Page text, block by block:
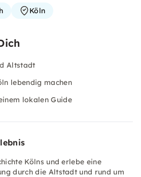
Köln
Altstadt
lebendig machen
lokalen Guide
Kölns und erlebe eine
durch die Altstadt und rund um